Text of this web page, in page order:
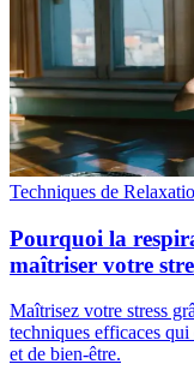
Techniques de
Pourquoi la
maîtriser votre
Maîtrisez votre stress
techniques efficaces
et de bien-être.